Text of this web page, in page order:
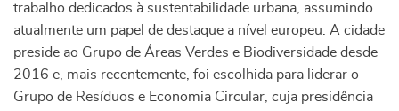
trabalho dedicados à sustentabilidade urbana, assumindo
atualmente um papel de destaque a nível europeu. A cidade
preside ao Grupo de Áreas Verdes e Biodiversidade desde
2016 e, mais recentemente, foi escolhida para liderar o
Grupo de Resíduos e Economia Circular, cuja presidência